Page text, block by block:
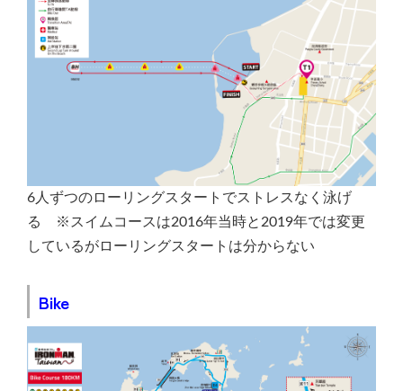
6人ずつのローリングスタートでストレスなく泳げ
る ※スイムコースは2016年当時と2019年では変更
しているがローリングスタートは分からない
Bike